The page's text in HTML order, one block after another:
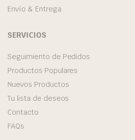
Envío & Entrega
SERVICIOS
Seguimiento de Pedidos
Productos Populares
Nuevos Productos
Tu lista de deseos
Contacto
FAQs